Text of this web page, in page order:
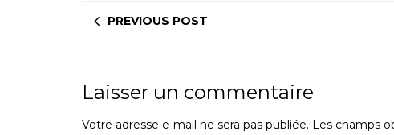
PREVIOUS POST
Laisser un commentaire
Votre adresse e-mail ne sera pas publiée. Les champs